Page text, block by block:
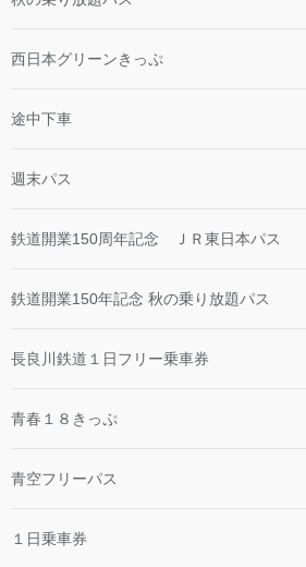
西日本グリーンきっぷ
途中下車
週末パス
鉄道開業150周年記念 ＪＲ東日本パス
鉄道開業150年記念 秋の乗り放題パス
長良川鉄道１日フリー乗車券
青春１８きっぷ
青空フリーパス
１日乗車券